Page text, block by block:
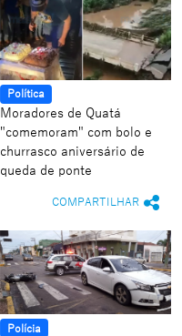
Política
Moradores de Quatá
"comemoram" com bolo e
churrasco aniversário de
queda de ponte
COMPARTILHAR
Polícia